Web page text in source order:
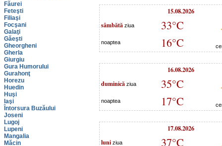
Făurei
Feteşti
Filiaşi
Focşani
Galaţi
Găeşti
Gheorgheni
Gherla
Giurgiu
Gura Humorului
Gurahonţ
Horezu
Huedin
Huşi
Iaşi
Întorsura Buzăului
Joseni
Lugoj
Lupeni
Mangalia
Măcin
15.08.2026
sâmbătă ziua 33°C
noaptea 16°C
16.08.2026
duminică ziua 35°C
noaptea 17°C
17.08.2026
luni ziua 37°C